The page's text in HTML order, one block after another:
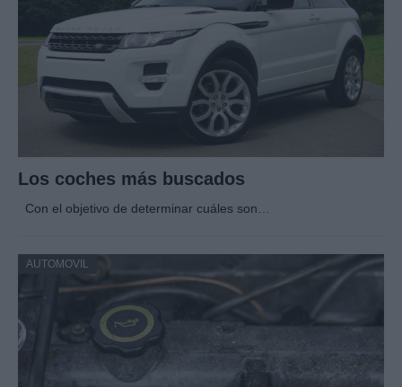
Los coches más buscados
Con el objetivo de determinar cuáles son…
AUTOMOVIL